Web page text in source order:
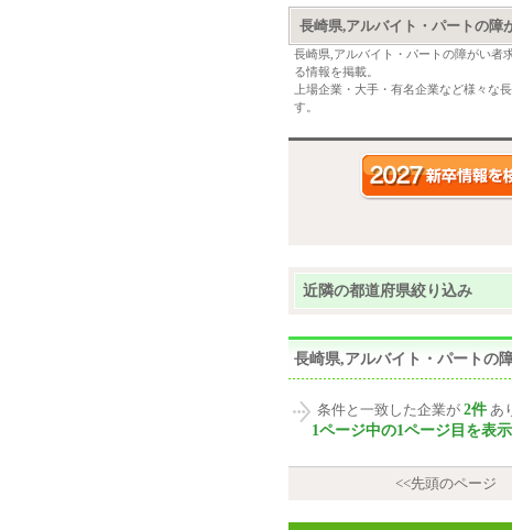
長崎県,アルバイト・パートの障
長崎県,アルバイト・パートの障がい者
る情報を掲載。
上場企業・大手・有名企業など様々な
す。
近隣の都道府県絞り込み
長崎県,アルバイト・パートの
条件と一致した企業が 2件 あ
1ページ中の1ページ目を表示
<<先頭のページ